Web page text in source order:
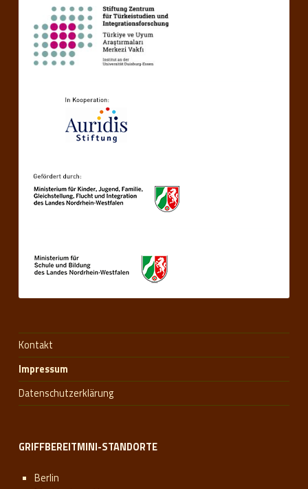
Kontakt
Impressum
Datenschutzerklärung
GRIFFBEREITMINI-STANDORTE
Berlin